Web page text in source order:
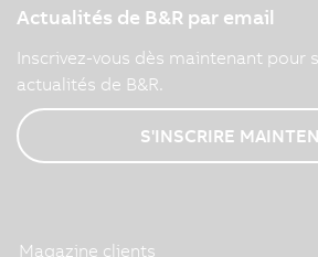
Actualités de B&R par email
Inscrivez-vous dès maintenant pour
actualités de B&R.
S'INSCRIRE
Magazine clients